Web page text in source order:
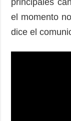
principales
el momento
dice el